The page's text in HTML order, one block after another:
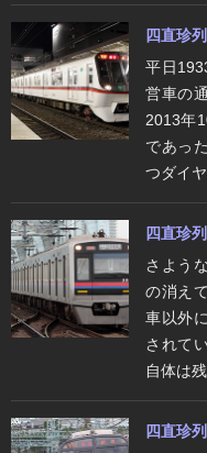
四直珍
平日
営車の
2013年
であっ
つダイ
四直珍
さよう
の消え
車以外
されて
自体は
四直珍